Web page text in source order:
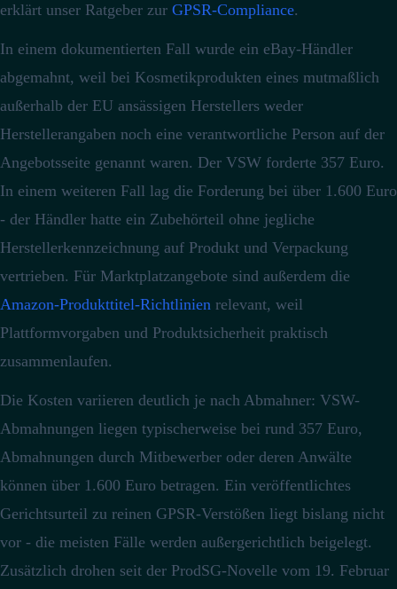
erklärt unser Ratgeber zur GPSR-Compliance.
In einem dokumentierten Fall wurde ein eBay-Händler
abgemahnt, weil bei Kosmetikprodukten eines mutmaßlich
außerhalb der EU ansässigen Herstellers weder
Herstellerangaben noch eine verantwortliche Person auf der
Angebotsseite genannt waren. Der VSW forderte 357 Euro.
In einem weiteren Fall lag die Forderung bei über 1.600 Euro
- der Händler hatte ein Zubehörteil ohne jegliche
Herstellerkennzeichnung auf Produkt und Verpackung
vertrieben. Für Marktplatzangebote sind außerdem die
Amazon-Produkttitel-Richtlinien relevant, weil
Plattformvorgaben und Produktsicherheit praktisch
zusammenlaufen.
Die Kosten variieren deutlich je nach Abmahner: VSW-
Abmahnungen liegen typischerweise bei rund 357 Euro,
Abmahnungen durch Mitbewerber oder deren Anwälte
können über 1.600 Euro betragen. Ein veröffentlichtes
Gerichtsurteil zu reinen GPSR-Verstößen liegt bislang nicht
vor - die meisten Fälle werden außergerichtlich beigelegt.
Zusätzlich drohen seit der ProdSG-Novelle vom 19. Februar